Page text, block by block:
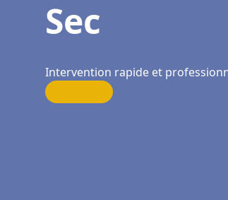
Sec
Intervention rapide et